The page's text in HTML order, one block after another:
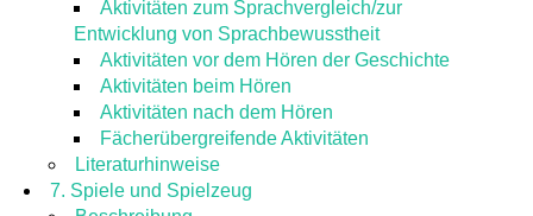
Aktivitäten zum Sprachvergleich/zur
Entwicklung von Sprachbewusstheit
Aktivitäten vor dem Hören der Geschichte
Aktivitäten beim Hören
Aktivitäten nach dem Hören
Fächerübergreifende Aktivitäten
Literaturhinweise
7. Spiele und Spielzeug